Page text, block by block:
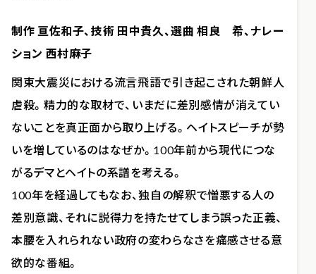
制作 亘佐和子、技術 田中貴久、選曲 相良 希、ナレー
ション 西村麻子
関東大震災における流言飛語で引き起こされた朝鮮人
虐殺。精力的な取材で、いまだに差別感情が消えてい
ないことを真正面から取り上げる。ヘイトスピーチが勢
いを増しているのはなぜか。100年前から現代につな
がるデマとヘイトの系譜を考える。
100年を経過してもなお、独自の解釈で憎悪する人の
差別意識、それに説得力を持たせてしまう誤った正義、
本腰を入れられない政府の変わらなさを痛感させる意
欲的な番組。